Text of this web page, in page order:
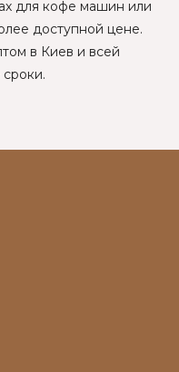
для кофе машин или
доступной цене.
в Киев и всей